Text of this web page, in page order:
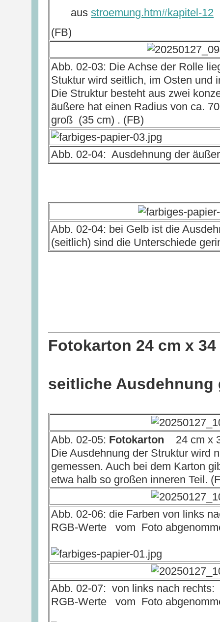
ausstroemung.htm#kapitel-12
(FB)
Abb. 02-03: Die Achse der Rolle
Stuktur wird seitlich, im Osten und
Die Struktur besteht aus zwei
äußere hat einen Radius von ca.
groß (35 cm) . (FB)
Abb. 02-04: Ausdehnung der
Abb. 02-04: bei Gelb ist die
(seitlich) sind die Unterschiede
Fotokarton 24 cm x 34
seitliche Ausdehnung
Abb. 02-05: Fotokarton 24 cm x
Die Ausdehnung der Struktur wird
gemessen. Auch bei dem Karton
etwa halb so großen inneren Teil.
Abb. 02-06: die Farben von links
RGB-Werte vom Foto
Abb. 02-07: von links nach rechts:
RGB-Werte vom Foto